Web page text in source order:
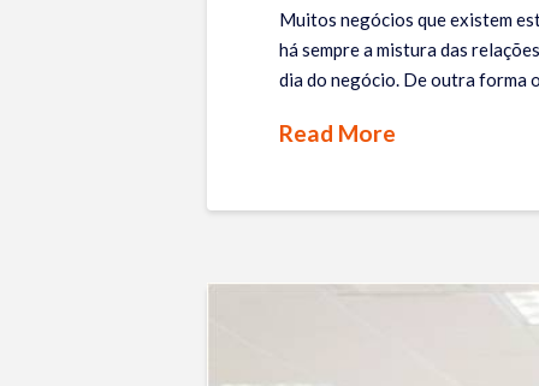
Muitos negócios que existem
há sempre a mistura das
dia do negócio. De outra forma
Read More